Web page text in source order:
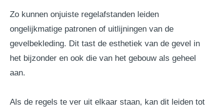
Zo kunnen onjuiste regelafstanden leiden
ongelijkmatige patronen of uitlijningen van de
gevelbekleding. Dit tast de esthetiek van de gevel in
het bijzonder en ook die van het gebouw als geheel
aan.
Als de regels te ver uit elkaar staan, kan dit leiden tot